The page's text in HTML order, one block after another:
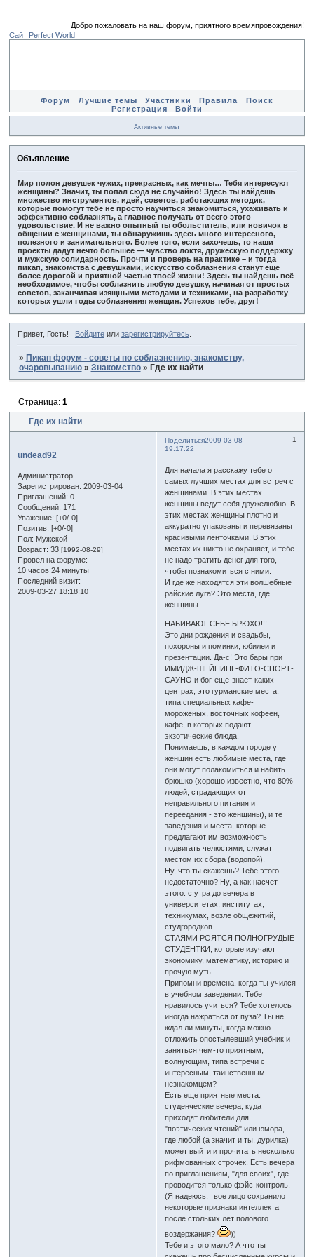
Добро пожаловать на наш форум, приятного
Сайт Perfect World
Форум Лучшие темы Участники Правила
Поиск
Регистрация
Войти
Активные темы
Объявление
Мир полон девушек чужих, прекрасных, как мечты… Тебя интересуют
женщины? Значит, ты попал сюда не случайно! Здесь ты найдешь
множество инструментов, идей, советов, работающих методик,
которые помогут тебе не просто научиться знакомиться, ухаживать и
эффективно соблазнять, а главное получать от всего этого
удовольствие. И не важно опытный ты обольститель, или новичок в
общении с женщинами, ты обнаружишь здесь много интересного,
полезного и занимательного. Более того, если захочешь, то наши
проекты дадут нечто большее — чувство локтя, дружескую поддержку
и мужскую солидарность. Прочти и проверь на практике – и тогда
пикап, знакомства с девушками, искусство соблазнения станут еще
более дорогой и приятной частью твоей жизни! Здесь ты найдешь всё
необходимое, чтобы соблазнить любую девушку, начиная от простых
советов, заканчивая изящными методами и техниками, на разработку
которых ушли годы соблазнения женщин. Успехов тебе, друг!
Привет, Гость! Войдитеили зарегистрируйтесь.
» Пикап форум - советы по соблазнению, знакомству,
очаровыванию » Знакомство » Где их найти
Где их найти
Страница: 1
Поделиться 1
2009-03-08
19:17:22
undead92
Администратор
Зарегистрирован: 2009-03-04
Приглашений: 0
Сообщений: 171
Уважение: [+0/-0]
Позитив: [+0/-0]
Пол: Мужской
Возраст: 33[1992-08-29]
Провел на форуме:
10 часов 24 минуты
Последний визит:
2009-03-27 18:18:10
Для начала я расскажу тебе о
самых лучших местах для встреч с
женщинами. В этих местах
женщины ведут себя дружелюбно. В
этих местах женщины плотно и
аккуратно упакованы и перевязаны
красивыми ленточками. В этих
местах их никто не охраняет, и тебе
не надо тратить денег для того,
чтобы познакомиться с ними.
И где же находятся эти волшебные
райские луга? Это места, где
женщины...
НАБИВАЮТ СЕБЕ БРЮХО!!!
Это дни рождения и свадьбы,
похороны и поминки, юбилеи и
презентации. Да-с! Это бары при
ИМИДЖ-ШЕЙПИНГ-ФИТО-СПОРТ-
САУНО и бог-еще-знает-каких
центрах, это гурманские места,
типа специальных кафе-
мороженых, восточных кофеен,
кафе, в которых подают
экзотические блюда.
Понимаешь, в каждом городе у
женщин есть любимые места, где
они могут полакомиться и набить
брюшко (хорошо известно, что 80%
людей, страдающих от
неправильного питания и
переедания - это женщины), и те
заведения и места, которые
предлагают им возможность
подвигать челюстями, служат
местом их сбора (водопой).
Ну, что ты скажешь? Тебе этого
недостаточно? Ну, а как насчет
этого: с утра до вечера в
университетах, институтах,
техникумах, возле общежитий,
студгородков...
СТАЯМИ РОЯТСЯ ПОЛНОГРУДЫЕ
СТУДЕНТКИ, которые изучают
экономику, математику, историю и
прочую муть.
Припомни времена, когда ты учился
в учебном заведении. Тебе
нравилось учиться? Тебе хотелось
иногда нажраться от пуза? Ты не
ждал ли минуты, когда можно
отложить опостылевший учебник и
заняться чем-то приятным,
волнующим, типа встречи с
интересным, таинственным
незнакомцем?
Есть еще приятные места:
студенческие вечера, куда
приходят любители для
"поэтических чтений" или юмора,
где любой (а значит и ты, дурилка)
может выйти и прочитать несколько
рифмованных строчек. Есть вечера
по приглашениям, "для своих", где
проводится только фэйс-контроль.
(Я надеюсь, твое лицо сохранило
некоторые признаки интеллекта
после стольких лет полового
воздержания?
))
Тебе и этого мало? А что ты